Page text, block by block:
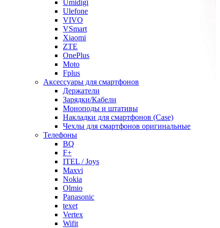
Umidigi
Ulefone
VIVO
VSmart
Xiaomi
ZTE
OnePlus
Moto
Fplus
Аксессуары для смартфонов
Держатели
Зарядки/Кабели
Моноподы и штативы
Накладки для смартфонов (Case)
Чехлы для смартфонов оригинальные
Телефоны
BQ
F+
ITEL / Joys
Maxvi
Nokia
Olmio
Panasonic
texet
Vertex
Wifit